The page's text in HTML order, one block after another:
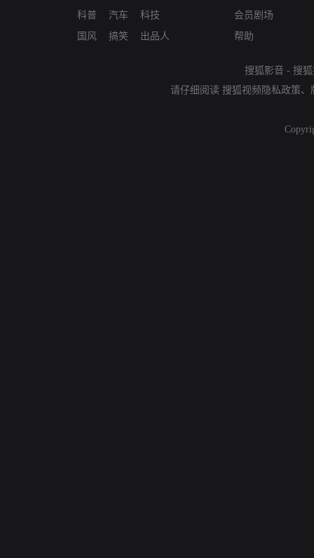
科普
国风
汽车
搞笑
科技
出品人
会员剧场
帮助
搜狐影音 - 搜
请仔细阅读 搜狐视频隐私政策、